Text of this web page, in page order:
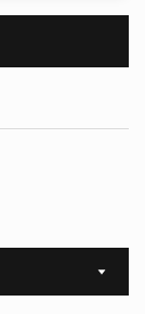
Sort